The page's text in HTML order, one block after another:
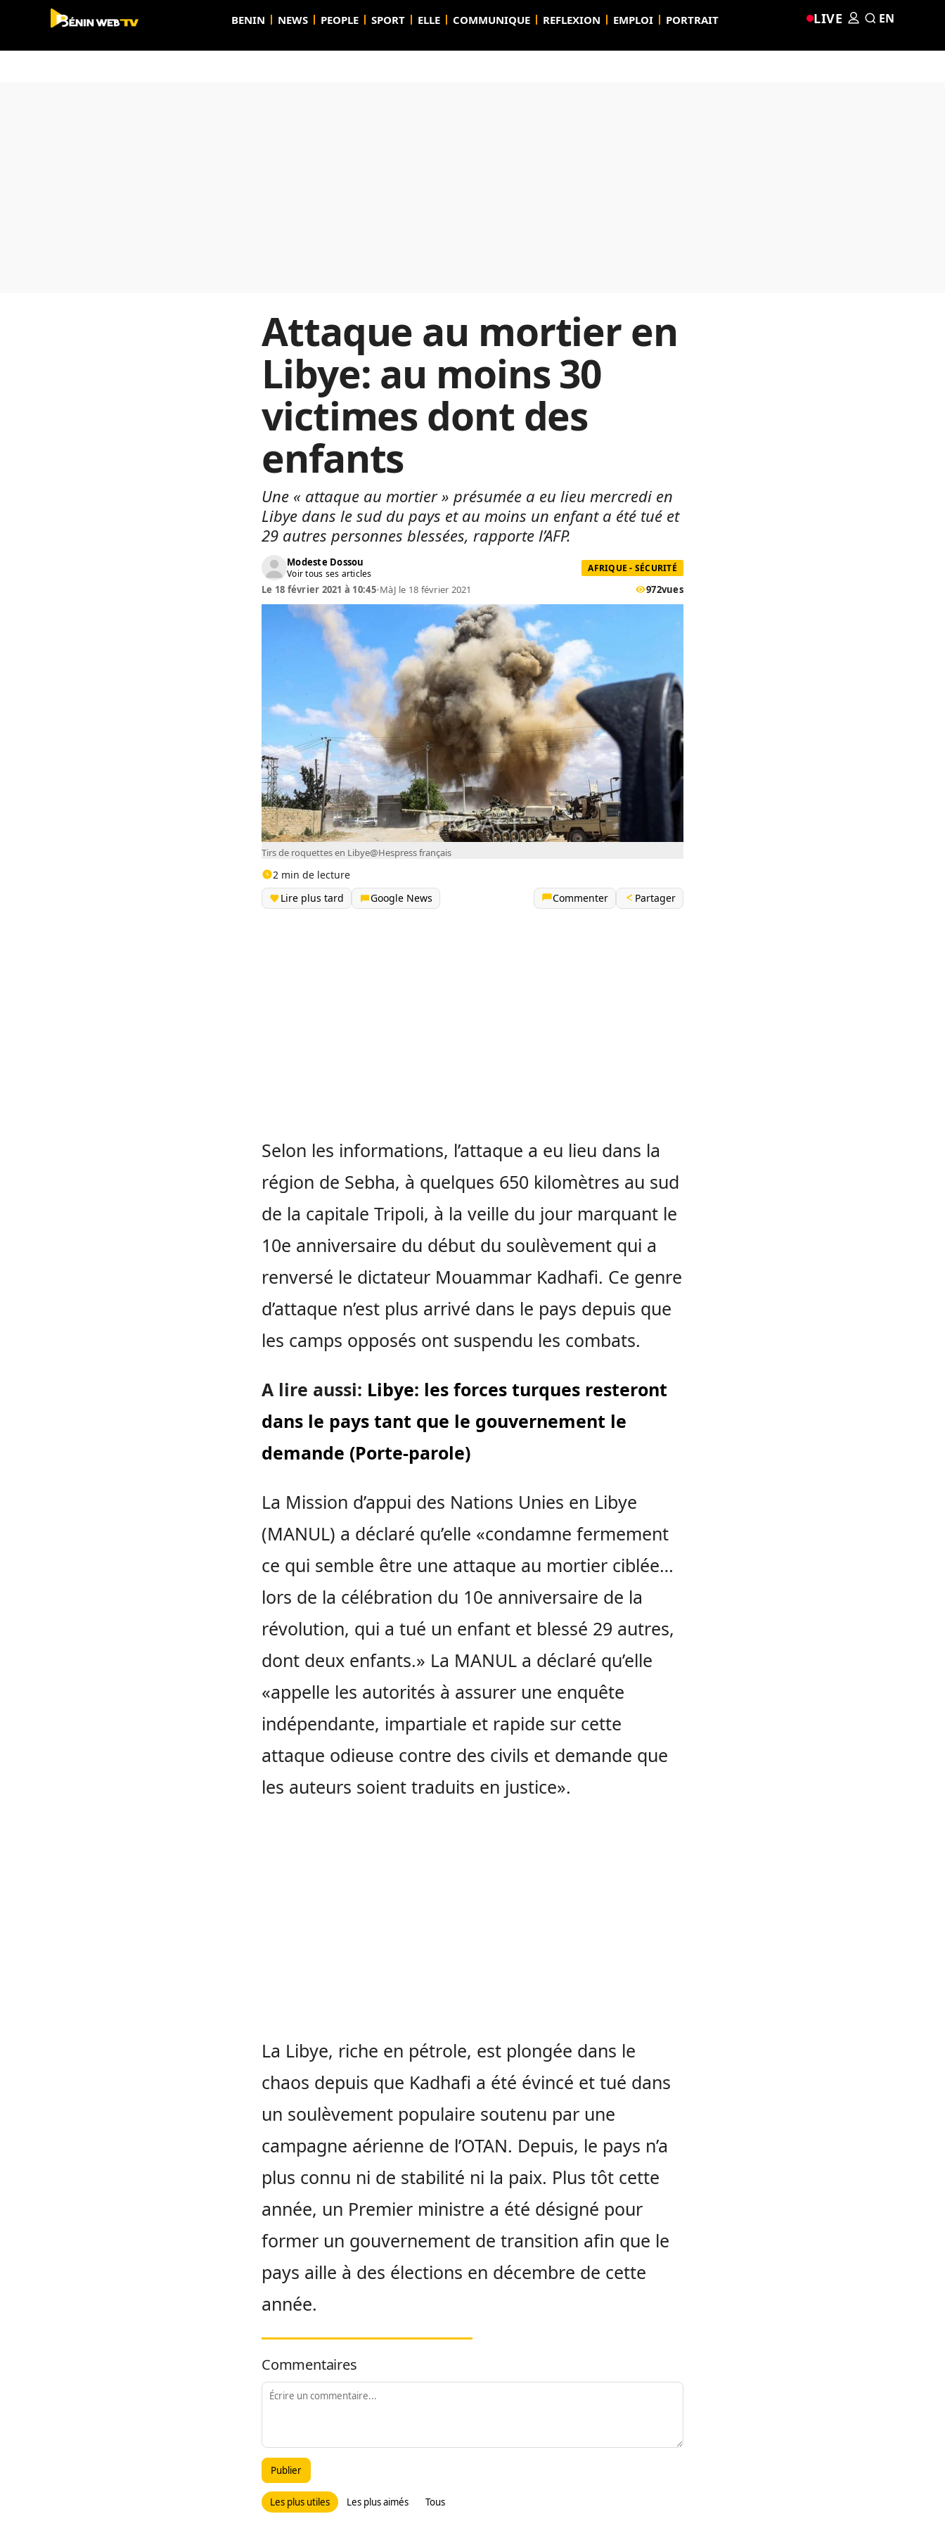
BENIN NEWS PEOPLE SPORT ELLE COMMUNIQUE REFLEXION EMPLOI PORTRAIT LIVE EN
Attaque au mortier en
Libye: au moins 30
victimes dont des
enfants
Une « attaque au mortier » présumée a eu lieu mercredi en
Libye dans le sud du pays et au moins un enfant a été tué et
29 autres personnes blessées, rapporte l’AFP.
Modeste Dossou
Voir tous ses articles AFRIQUE - SÉCURITÉ
Le 18 février 2021 à 10:45•MàJ le 18 février 2021 972vues
Tirs de roquettes en Libye@Hespress français
2 min de lecture
Lire plus tard
Google News Commenter Partager
Selon les informations, l’attaque a eu lieu dans la
région de Sebha, à quelques 650 kilomètres au sud
de la capitale Tripoli, à la veille du jour marquant le
10e anniversaire du début du soulèvement qui a
renversé le dictateur Mouammar Kadhafi. Ce genre
d’attaque n’est plus arrivé dans le pays depuis que
les camps opposés ont suspendu les combats.
A lire aussi: Libye: les forces turques resteront
dans le pays tant que le gouvernement le
demande (Porte-parole)
La Mission d’appui des Nations Unies en Libye
(MANUL) a déclaré qu’elle «condamne fermement
ce qui semble être une attaque au mortier ciblée…
lors de la célébration du 10e anniversaire de la
révolution, qui a tué un enfant et blessé 29 autres,
dont deux enfants.» La MANUL a déclaré qu’elle
«appelle les autorités à assurer une enquête
indépendante, impartiale et rapide sur cette
attaque odieuse contre des civils et demande que
les auteurs soient traduits en justice».
La Libye, riche en pétrole, est plongée dans le
chaos depuis que Kadhafi a été évincé et tué dans
un soulèvement populaire soutenu par une
campagne aérienne de l’OTAN. Depuis, le pays n’a
plus connu ni de stabilité ni la paix. Plus tôt cette
année, un Premier ministre a été désigné pour
former un gouvernement de transition afin que le
pays aille à des élections en décembre de cette
année.
Commentaires
Publier
Les plus utiles Les plus aimés Tous